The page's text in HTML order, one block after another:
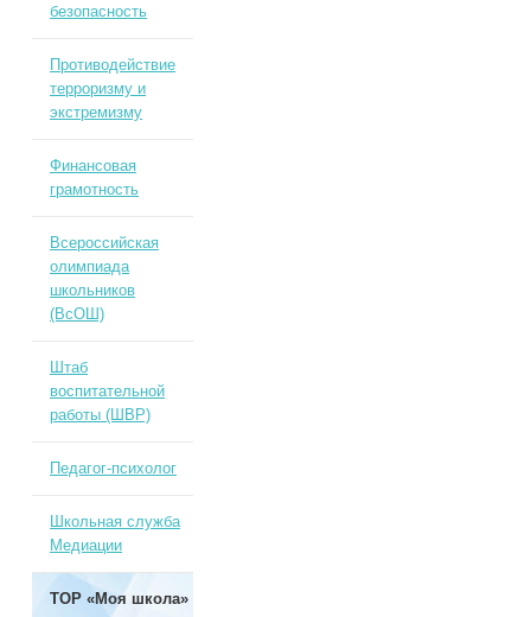
безопасность
Противодействие
терроризму и
экстремизму
Финансовая
грамотность
Всероссийская
олимпиада
школьников
(ВсОШ)
Штаб
воспитательной
работы (ШВР)
Педагог-психолог
Школьная служба
Медиации
ТОР «Моя школа»